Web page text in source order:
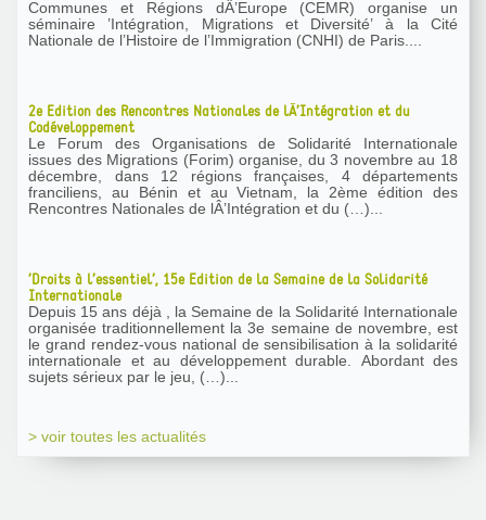
Communes et Régions dÂ’Europe (CEMR) organise un
séminaire ’Intégration, Migrations et Diversité’ à la Cité
Nationale de l’Histoire de l’Immigration (CNHI) de Paris....
2e Edition des Rencontres Nationales de lÂ’Intégration et du
Codéveloppement
Le Forum des Organisations de Solidarité Internationale
issues des Migrations (Forim) organise, du 3 novembre au 18
décembre, dans 12 régions françaises, 4 départements
franciliens, au Bénin et au Vietnam, la 2ème édition des
Rencontres Nationales de lÂ’Intégration et du (…)...
’Droits à l’essentiel’, 15e Edition de la Semaine de la Solidarité
Internationale
Depuis 15 ans déjà , la Semaine de la Solidarité Internationale
organisée traditionnellement la 3e semaine de novembre, est
le grand rendez-vous national de sensibilisation à la solidarité
internationale et au développement durable. Abordant des
sujets sérieux par le jeu, (…)...
> voir toutes les actualités